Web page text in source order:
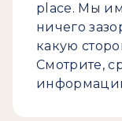
place. Мы
ничего
какую
Смотрите,